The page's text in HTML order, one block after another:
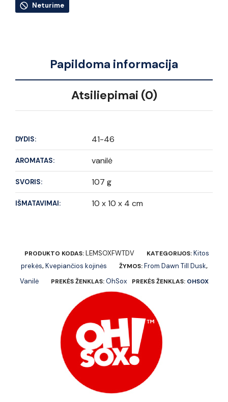
Neturime
Papildoma informacija
Atsiliepimai (0)
DYDIS: 41-46
AROMATAS: vanilė
SVORIS: 107 g
IŠMATAVIMAI: 10 x 10 x 4 cm
PRODUKTO KODAS:LEMSOXFWTDV KATEGORIJOS:Kitos
prekės,Kvepiančios kojinės ŽYMOS:From Dawn Till Dusk,
Vanilė PREKĖS ŽENKLAS:OhSox PREKĖS ŽENKLAS: OHSOX